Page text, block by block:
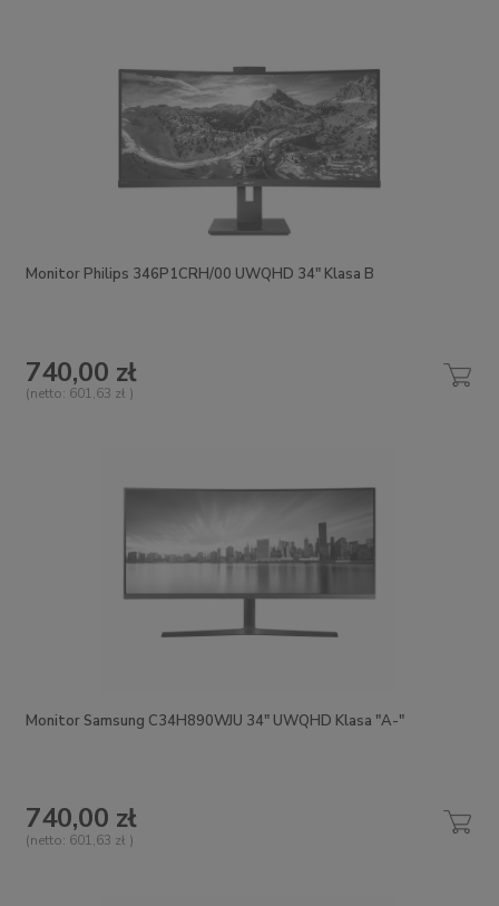
Monitor Philips 346P1CRH/00 UWQHD 34" Klasa B
740,00 zł
(netto: 601,63 zł )
Monitor Samsung C34H890WJU 34" UWQHD Klasa "A-"
740,00 zł
(netto: 601,63 zł )